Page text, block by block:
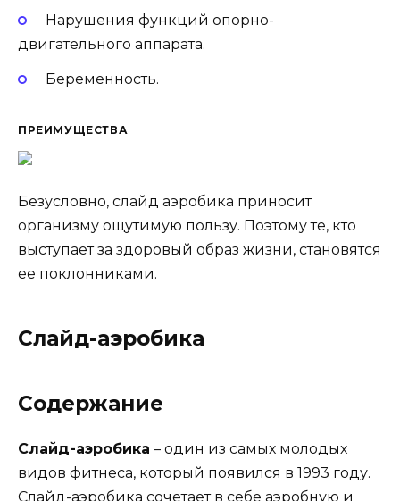
Нарушения функций опорно-
двигательного аппарата.
Беременность.
ПРЕИМУЩЕСТВА
Безусловно, слайд аэробика приносит
организму ощутимую пользу. Поэтому те, кто
выступает за здоровый образ жизни, становятся
ее поклонниками.
Слайд-аэробика
Содержание
Слайд-аэробика – один из самых молодых
видов фитнеса, который появился в 1993 году.
Слайд-аэробика сочетает в себе аэробную и